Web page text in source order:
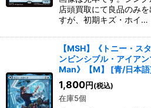
店頭買取にて良品のみ
すが、初期キズ・ホイ…
【MSH】《トニー・
ンビンシブル・アイア
Man》【M】
[青/日本語
1,800円 (税込)
在庫5個